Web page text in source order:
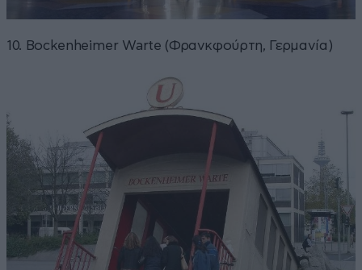
10. Bockenheimer Warte (Φρανκφούρτη, Γερμανία)